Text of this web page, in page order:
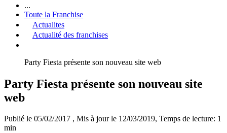
...
Toute la Franchise
Actualites
Actualité des franchises
Party Fiesta présente son nouveau site web
Party Fiesta présente son nouveau site
web
Publié le 05/02/2017 , Mis à jour le 12/03/2019, Temps de lecture: 1
min